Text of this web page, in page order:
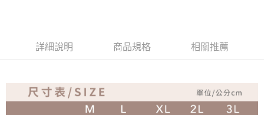
免運費
詳細說明 商品規格 相關推薦